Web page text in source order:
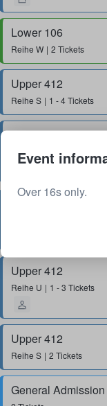
Lower 106
Reihe W 2 Tickets
Upper 412
Reihe S 1 - 4 Tickets
Upper 417
Reihe 1 Ticket
Upper 412
Reihe U 1 - 3 Tickets
Upper 412
Reihe S 2 Tickets
General
Event
Over 16s only.